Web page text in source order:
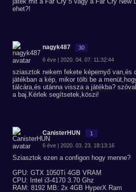
ehet?!
nagyk487 30
6 éve | 2020. 04. 07. 11:32:44
sziasztok nekem fekete képernyő van,és
játékban a kép, mikor tölti be a
tálcára,és utánna vissza a játékba?
a baj.Kérlek segítsetek,köszi!
CanisterHUN 1
6 éve | 2020. 03. 23. 18:13:16
Sziasztok ezen a configon hogy menne?
GPU: GTX 1050Ti 4GB VRAM
CPU: Intel i3-4170 3.70 Ghz
RAM: 8192 MB: 2x 4GB HyperX Ram